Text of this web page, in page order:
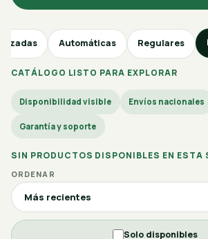
Automáticas Regulares
CATÁLOGO LISTO PARA EXPLORAR
Disponibilidad visible Envíos nacionales
Garantía y soporte
SIN PRODUCTOS DISPONIBLES EN ESTA
ORDENAR
Solo disponibles